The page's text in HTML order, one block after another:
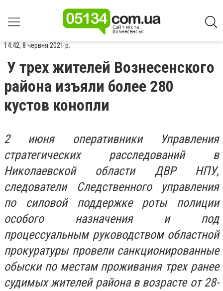
14:42, 8 червня 2021 р.
У трех жителей Вознесенского
района изъяли более 280
кустов конопли
2 июня оперативники Управления
стратегических расследований в
Николаевской области ДВР НПУ,
следователи Следственного управления
по силовой поддержке роты полиции
особого назначения и под
процессуальным руководством областной
прокуратуры провели санкционированные
обыски по местам проживания трех ранее
судимых жителей района в возрасте от 28-